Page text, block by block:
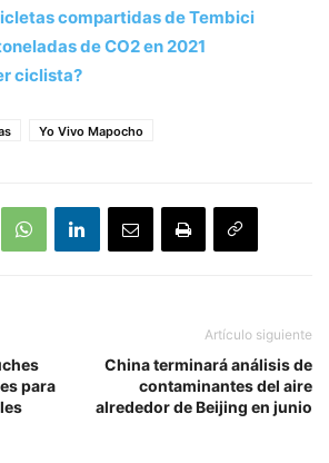
compartidas de Tembici
de CO2 en 2021
ciclista?
Yo Vivo Mapocho
para
Artículo siguiente
China terminará análisis de
contaminantes del aire
alrededor de Beijing en junio